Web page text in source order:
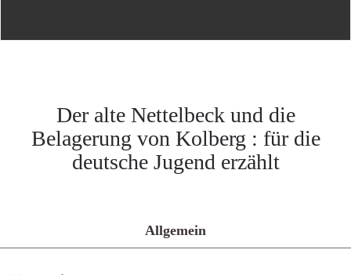
Der alte Nettelbeck und die
Belagerung von Kolberg : für die
deutsche Jugend erzählt
Allgemein